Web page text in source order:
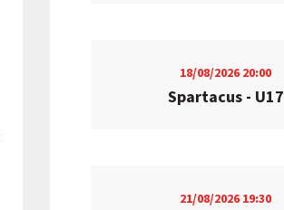
18/08/2026 20:00
Spartacus - U17
21/08/2026 19:30